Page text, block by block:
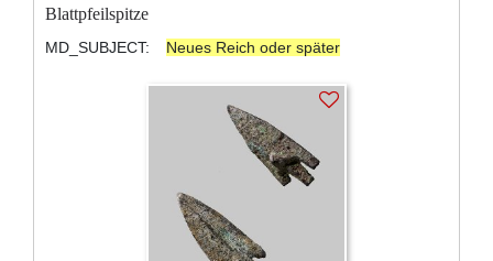
Blattpfeilspitze
MD_SUBJECT: Neues Reich oder später